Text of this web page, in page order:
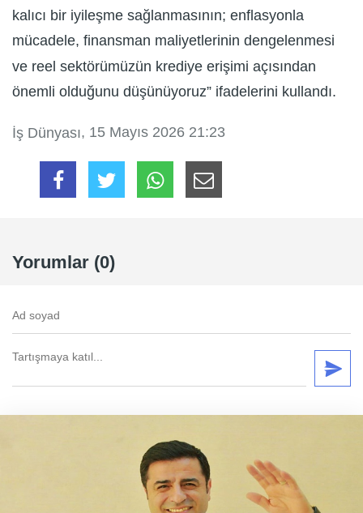
kalıcı bir iyileşme sağlanmasının; enflasyonla
mücadele, finansman maliyetlerinin dengelenmesi
ve reel sektörümüzün krediye erişimi açısından
önemli olduğunu düşünüyoruz” ifadelerini kullandı.
İş Dünyası, 15 Mayıs 2026 21:23
Yorumlar (0)